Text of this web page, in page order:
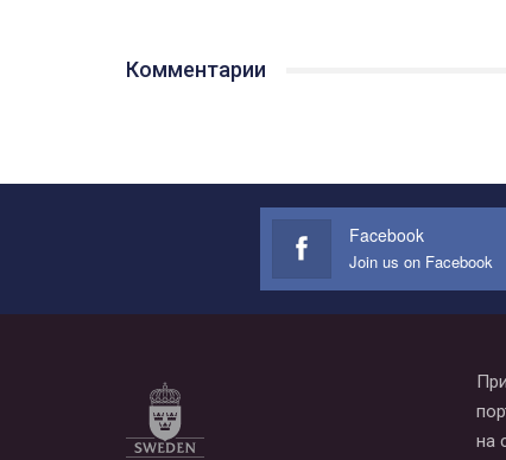
Комментарии
Facebook
Join us on Facebook
на